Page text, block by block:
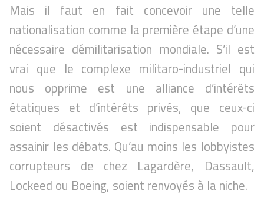
Mais il faut en fait concevoir une telle
nationalisation comme la première étape d’une
nécessaire démilitarisation mondiale. S’il est
vrai que le complexe militaro-industriel qui
nous opprime est une alliance d’intérêts
étatiques et d’intérêts privés, que ceux-ci
soient désactivés est indispensable pour
assainir les débats. Qu’au moins les lobbyistes
corrupteurs de chez Lagardère, Dassault,
Lockeed ou Boeing, soient renvoyés à la niche.